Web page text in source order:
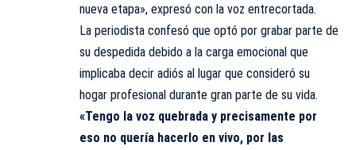
nueva etapa», expresó con la voz entrecortada.
La periodista confesó que optó por grabar parte de
su despedida debido a la carga emocional que
implicaba decir adiós al lugar que consideró su
hogar profesional durante gran parte de su vida.
«Tengo la voz quebrada y precisamente por
eso no quería hacerlo en vivo, por las